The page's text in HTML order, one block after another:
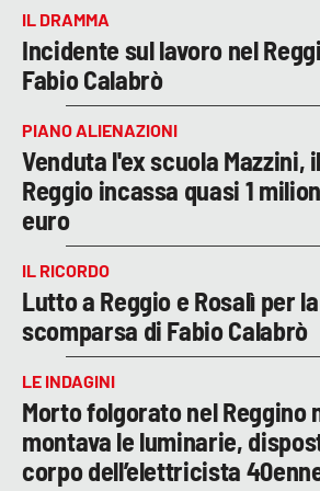
IL DRAMMA
Incidente sul lavoro nel
Fabio Calabrò
PIANO ALIENAZIONI
Venduta l'ex scuola Mazzini,
Reggio incassa quasi 1
euro
IL RICORDO
Lutto a Reggio e Rosalì per
scomparsa di Fabio Calabrò
LE INDAGINI
Morto folgorato nel Reggino
montava le luminarie,
corpo dell’elettricista